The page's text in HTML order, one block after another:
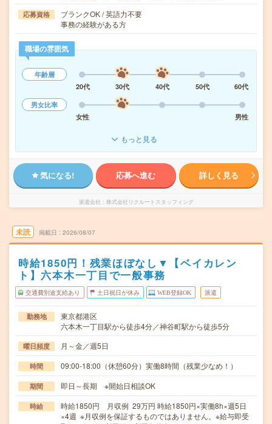
応募資格
ブランクOK / 英語力不要
事務の経験がある方
職場の雰囲気
年齢層
20代
30代 40代 50代
60代
男女比率
女性
男性
もっと見る
気になる! 応募へ進む 詳しく見る
派遣会社 株式会社リクルートスタッフィング
未読 掲載日 2026/08/07
時給1850円！残業ほぼなし▼【ベイカレン
ト】六本木一丁目で一般事務
交通費別途支給あり 土日祝日が休み WEB登録OK 派遣
勤務地
東京都港区
六本木一丁目駅から徒歩4分／神谷町駅から徒歩5分
曜日頻度 月～金／週5日
時間 09:00-18:00（休憩60分）実働8時間（残業少なめ！）
期間 即日～長期 ※開始日相談OK
時給
時給1850円 月収例 29万円 時給1850円×実働8h×週5日
×4週 ※月収例を保証するものではありません。※給与即受